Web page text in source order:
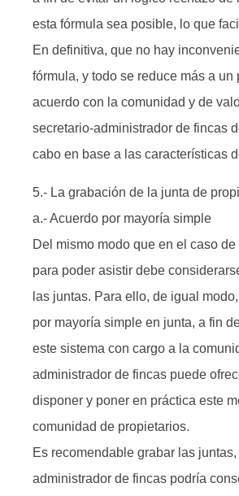
esta fórmula sea posible, lo que
En definitiva, que no hay
fórmula, y todo se reduce más a un
acuerdo con la comunidad y de
secretario-administrador de fincas
cabo en base a las características
5.- La grabación de la junta de
a.- Acuerdo por mayoría simple
Del mismo modo que en el caso
para poder asistir debe
las juntas. Para ello, de igual
por mayoría simple en junta, a fin
este sistema con cargo a la
administrador de fincas puede
disponer y poner en práctica este
comunidad de propietarios.
Es recomendable grabar las juntas,
administrador de fincas podría